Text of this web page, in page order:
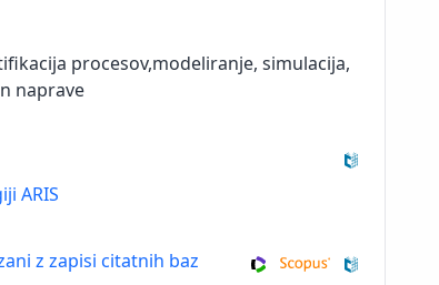
procesov,modeliranje, simulacija,
naprave
ARIS
z zapisi citatnih baz